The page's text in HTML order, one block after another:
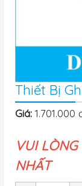
Thiết Bị
Giá: 1.701.000
VUI
NHẤT